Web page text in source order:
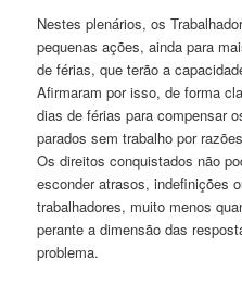
Nestes plenários, os
pequenas ações, ainda para
de férias, que terão a
Afirmaram por isso, de forma
dias de férias para compensar
parados sem trabalho por
Os direitos conquistados não
esconder atrasos, indefinições
trabalhadores, muito menos
perante a dimensão das
problema.